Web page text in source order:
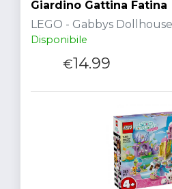
Giardino Gattina Fatina
LEGO - Gabbys Dollhouse
Disponibile
€14.99